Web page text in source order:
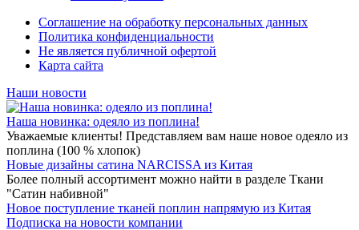
Соглашение на обработку персональных данных
Политика конфиденциальности
Не является публичной офертой
Карта сайта
Наши новости
Наша новинка: одеяло из поплина!
Уважаемые клиенты! Представляем вам наше новое одеяло из
поплина (100 % хлопок)
Новые дизайны сатина NARCISSA из Китая
Более полный ассортимент можно найти в разделе Ткани
"Сатин набивной"
Новое поступление тканей поплин напрямую из Китая
Подписка на новости компании